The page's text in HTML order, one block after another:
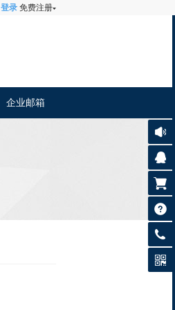
登录 免费注册
企业邮箱
0592-